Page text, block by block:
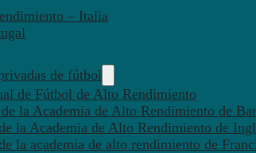
– Italia
de fútbol
de Fútbol de Alto Rendimiento
la Academia de Alto Rendimiento de
la Academia de Alto Rendimiento de
la academia de alto rendimiento de